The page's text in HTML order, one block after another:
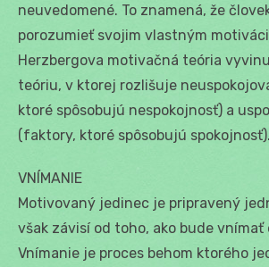
neuvedomené. To znamená, že
porozumieť svojim vlastným
Herzbergova motivačná teória
teóriu, v ktorej rozlišuje
ktoré spôsobujú nespokojnosť) a
(faktory, ktoré spôsobujú spokojnosť).
VNÍMANIE
Motivovaný jedinec je pripravený
však závisí od toho, ako bude
Vnímanie je proces behom ktorého